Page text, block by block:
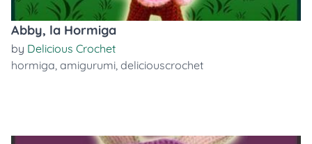
Abby, la Hormiga
by Delicious Crochet
hormiga, amigurumi, deliciouscrochet